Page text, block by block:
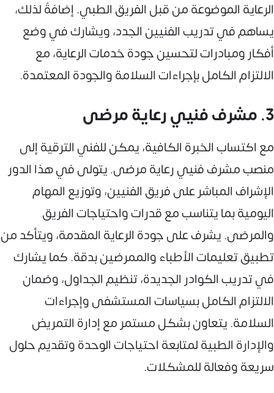
الرعاية الموضوعة من قبل الفريق الطبي. إضافةً لذلك،
يساهم في تدريب الفنيين الجدد، ويشارك في وضع
أفكار ومبادرات لتحسين جودة خدمات الرعاية، مع
الالتزام الكامل بإجراءات السلامة والجودة المعتمدة.
3. مشرف فنيي رعاية مرضى
مع اكتساب الخبرة الكافية، يمكن للفني الترقية إلى
منصب مشرف فنيي رعاية مرضى. يتولى في هذا الدور
الإشراف المباشر على فريق الفنيين، وتوزيع المهام
اليومية بما يتناسب مع قدرات واحتياجات الفريق
والمرضى. يشرف على جودة الرعاية المقدمة، ويتأكد من
تطبيق تعليمات الأطباء والممرضين بدقة. كما يشارك
في تدريب الكوادر الجديدة، تنظيم الجداول، وضمان
الالتزام الكامل بسياسات المستشفى وإجراءات
السلامة. يتعاون بشكل مستمر مع إدارة التمريض
والإدارة الطبية لمتابعة احتياجات الوحدة وتقديم حلول
سريعة وفعالة للمشكلات.